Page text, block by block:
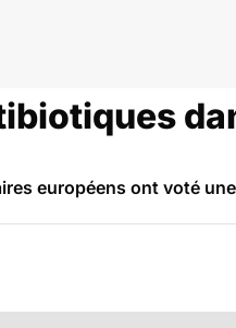
européens ont voté